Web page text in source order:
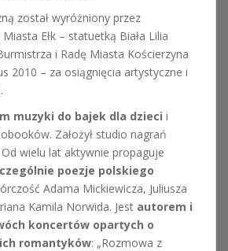
został wyróżniony przez
Ełk – statuetką Biała Lilia
i Radę Miasta Kościerzyna
2010 – za osiągnięcia artystyczne i
muzyki do bajek dla dzieci i
Założył studio nagrań
Od wielu lat aktywnie propaguje
poezje polskiego
Adama Mickiewicza, Juliusza
Kamila Norwida. Jest autorem i
koncertów opartych o
romantyków: „Rozmowa z